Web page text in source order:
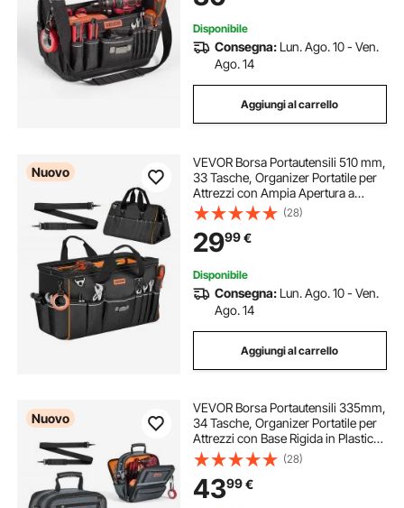
Disponibile
Consegna: Lun. Ago. 10 - Ven.
Ago. 14
Aggiungi al carrello
Nuovo
VEVOR Borsa Portautensili 510 mm,
33 Tasche, Organizer Portatile per
Attrezzi con Ampia Apertura a
Cerniera, Tracolla Regolabile, con
Base Rigida e Resistente all’Acqua,
per Fai da Te e Cantiere
(28)
2999€
Disponibile
Consegna: Lun. Ago. 10 - Ven.
Ago. 14
Aggiungi al carrello
Nuovo
VEVOR Borsa Portautensili 335mm,
34 Tasche, Organizer Portatile per
Attrezzi con Base Rigida in Plastica,
Ampia Apertura a Cerniera, Tracolla
Regolabile, Resistente all'Acqua, per
Fai da Te e Cantiere
(28)
4399€